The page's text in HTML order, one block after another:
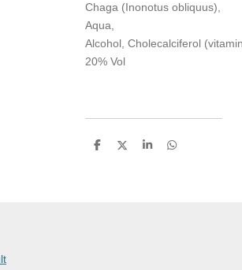
Chaga (Inonotus obliquus),
Aqua,
Alcohol, Cholecalciferol
20% Vol
D
D
S
D